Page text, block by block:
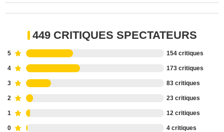
449 CRITIQUES SPECTATEURS
5 154 critiques
4 173 critiques
3 83 critiques
2 23 critiques
1 12 critiques
0 4 critiques